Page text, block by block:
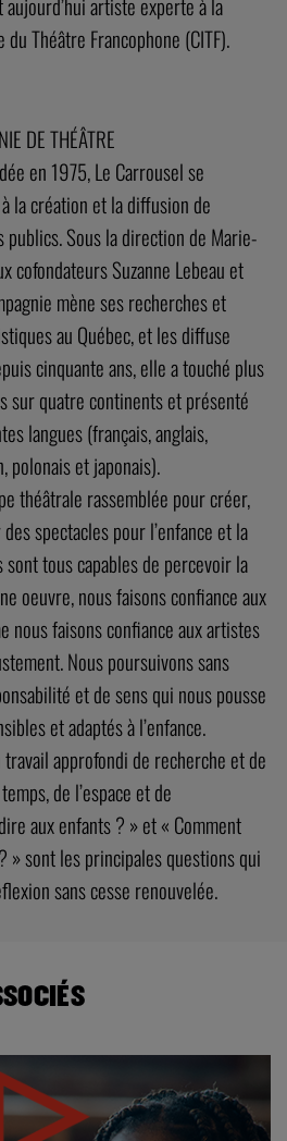
Théâtre Francophone (CITF).
DE THÉÂTRE
en 1975, Le Carrousel se
la création et la diffusion de
Sous la direction de Marie-
cofondateurs Suzanne Lebeau et
mène ses recherches et
au Québec, et les diffuse
cinquante ans, elle a touché plus
sur quatre continents et présenté
langues (français, anglais,
polonais et japonais).
théâtrale rassemblée pour créer,
spectacles pour l’enfance et la
sont tous capables de percevoir la
oeuvre, nous faisons confiance aux
nous faisons confiance aux artistes
Nous poursuivons sans
et de sens qui nous pousse
et adaptés à l’enfance.
approfondi de recherche et de
de l’espace et de
aux enfants ? » et « Comment
» sont les principales questions qui
sans cesse renouvelée.